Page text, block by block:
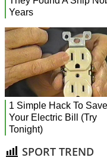
SPORT TREND